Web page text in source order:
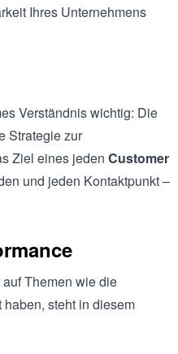
Ihres Unternehmens
Verständnis wichtig: Die
Strategie zur
Ziel eines jeden Customer
und jeden Kontaktpunkt –
Themen wie die
steht in diesem